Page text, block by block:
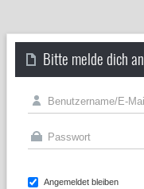
Bitte melde dich an
Angemeldet bleiben